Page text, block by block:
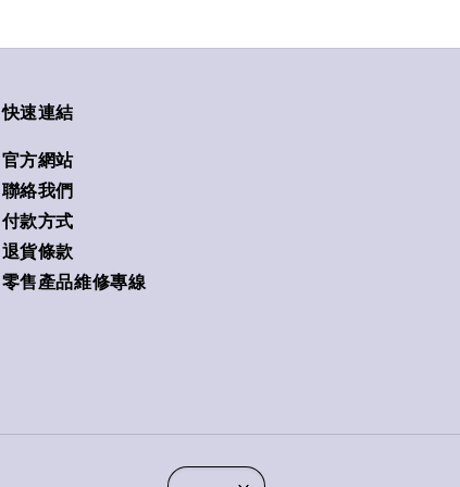
快速連結
官方網站
聯絡我們
付款方式
退貨條款
零售產品維修專線